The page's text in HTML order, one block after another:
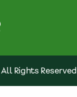
Rights Reserved